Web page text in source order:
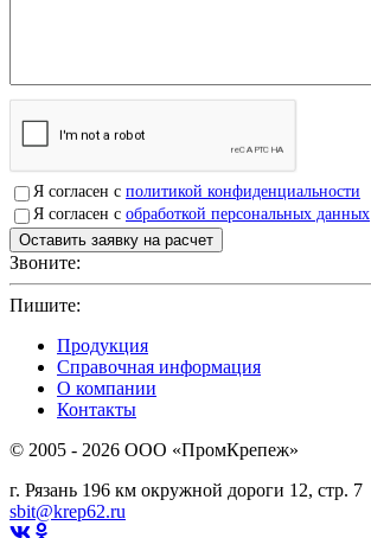
Я согласен с политикой конфиденциальности
Я согласен с обработкой персональных данных
Звоните:
Пишите:
Продукция
Справочная информация
О компании
Контакты
© 2005 - 2026 OOO «ПромКрепеж»
г. Рязань 196 км окружной дороги 12, стр. 7
sbit@krep62.ru